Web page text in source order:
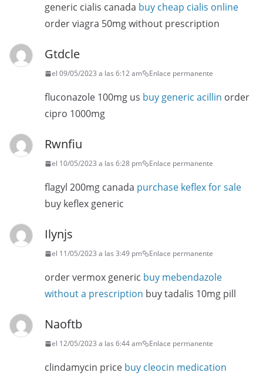
generic cialis canada buy cheap cialis online
order viagra 50mg without prescription
Gtdcle
el 09/05/2023 a las 6:12 am Enlace permanente
fluconazole 100mg us buy generic acillin order
cipro 1000mg
Rwnfiu
el 10/05/2023 a las 6:28 pm Enlace permanente
flagyl 200mg canada purchase keflex for sale
buy keflex generic
Ilynjs
el 11/05/2023 a las 3:49 pm Enlace permanente
order vermox generic buy mebendazole
without a prescription buy tadalis 10mg pill
Naoftb
el 12/05/2023 a las 6:44 am Enlace permanente
clindamycin price buy cleocin medication